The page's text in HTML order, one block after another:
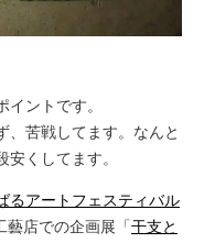
イントです。
、苦戦してます。なんと
くしてます。
るアートフェスティバル
藝店での企画展「 干支と